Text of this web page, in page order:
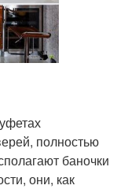
полностью
баночки
они, как